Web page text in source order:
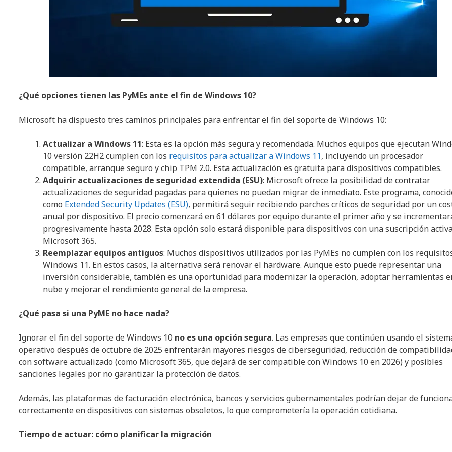
¿Qué opciones tienen las PyMEs ante el fin de Windows 10?
Microsoft ha dispuesto tres caminos principales para enfrentar el fin del soporte de Windows 10:
Actualizar a Windows 11: Esta es la opción más segura y recomendada. Muchos equipos que ejecutan
10 versión 22H2 cumplen con los requisitos para actualizar a Windows 11, incluyendo un procesador
compatible, arranque seguro y chip TPM 2.0. Esta actualización es gratuita para dispositivos compatibles.
Adquirir actualizaciones de seguridad extendida (ESU): Microsoft ofrece la posibilidad de contratar
actualizaciones de seguridad pagadas para quienes no puedan migrar de inmediato. Este programa,
como Extended Security Updates (ESU), permitirá seguir recibiendo parches críticos de seguridad por un
anual por dispositivo. El precio comenzará en 61 dólares por equipo durante el primer año y se
progresivamente hasta 2028. Esta opción solo estará disponible para dispositivos con una suscripción
Microsoft 365.
Reemplazar equipos antiguos: Muchos dispositivos utilizados por las PyMEs no cumplen con los
Windows 11. En estos casos, la alternativa será renovar el hardware. Aunque esto puede representar una
inversión considerable, también es una oportunidad para modernizar la operación, adoptar herramientas
nube y mejorar el rendimiento general de la empresa.
¿Qué pasa si una PyME no hace nada?
Ignorar el fin del soporte de Windows 10 no es una opción segura. Las empresas que continúen usando el
operativo después de octubre de 2025 enfrentarán mayores riesgos de ciberseguridad, reducción de
con software actualizado (como Microsoft 365, que dejará de ser compatible con Windows 10 en 2026) y posibles
sanciones legales por no garantizar la protección de datos.
Además, las plataformas de facturación electrónica, bancos y servicios gubernamentales podrían dejar de
correctamente en dispositivos con sistemas obsoletos, lo que comprometería la operación cotidiana.
Tiempo de actuar: cómo planificar la migración